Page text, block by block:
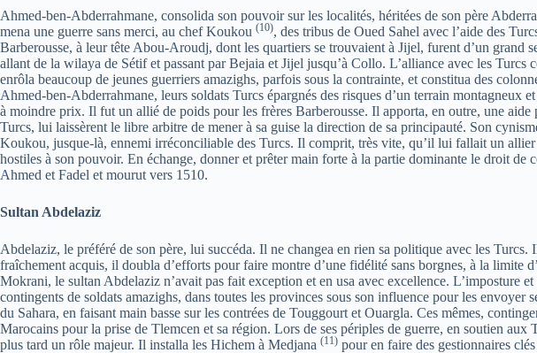
Ahmed-ben-Abderrahmane, consolida son pouvoir sur les localités, héritées de son père
mena une guerre sans merci, au chef Koukou (10), des tribus de Oued Sahel avec l’aide des
Barberousse, à leur tête Abou-Aroudj, dont les quartiers se trouvaient à Jijel, furent d’un grand
allant de la wilaya de Sétif et passant par Bejaia et Jijel jusqu’à Collo. L’alliance avec les
enrôla beaucoup de jeunes guerriers amazighs, parfois sous la contrainte, et constitua des
Ahmed-ben-Abderrahmane, leurs soldats Turcs épargnés des risques d’un terrain
à moindre prix. Il fut un allié de poids pour les frères Barberousse. Il apporta, en outre, une
Turcs, lui laissèrent le libre arbitre de mener à sa guise la direction de sa principauté. Son
Koukou, jusque-là, ennemi irréconciliable des Turcs. Il comprit, très vite, qu’il lui fallait un
hostiles à son pouvoir. En échange, donner et prêter main forte à la partie dominante le droit
Ahmed et Fadel et mourut vers 1510.
Sultan Abdelaziz
Abdelaziz, le préféré de son père, lui succéda. Il ne changea en rien sa politique avec les
fraîchement acquis, il doubla d’efforts pour faire montre d’une fidélité sans borgnes, à la limite
Mokrani, le sultan Abdelaziz n’avait pas fait exception et en usa avec excellence. L’imposture
contingents de soldats amazighs, dans toutes les provinces sous son influence pour les
du Sahara, en faisant main basse sur les contrées de Touggourt et Ouargla. Ces mêmes,
Marocains pour la prise de Tlemcen et sa région. Lors de ses périples de guerre, en soutien
plus tard un rôle majeur. Il installa les Hichem à Medjana (11) pour en faire des gestionnaires